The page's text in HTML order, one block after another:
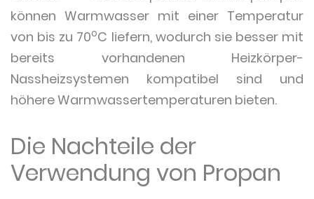
können Warmwasser mit einer Temperatur
von bis zu 70oC liefern, wodurch sie besser mit
bereits vorhandenen Heizkörper-
Nassheizsystemen kompatibel sind und
höhere Warmwassertemperaturen bieten.
Die Nachteile der
Verwendung von Propan